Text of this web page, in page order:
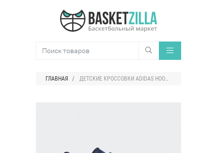
ГЛАВНАЯ ДЕТСКИЕ КРОССОВКИ ADIDAS HOOPS 2.0 LOW STRAP